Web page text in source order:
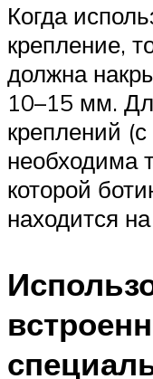
Когда
крепление,
должна
10–15 мм.
креплений
необходима
которой
находится